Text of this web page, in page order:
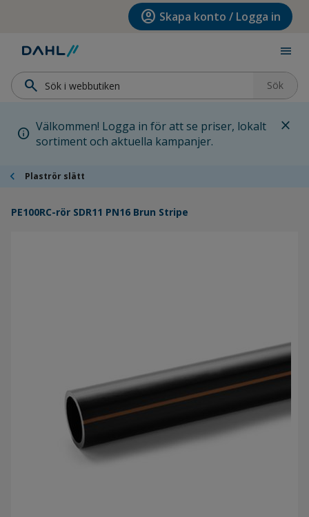
Hoppa till huvudinnehållet account_circle Skapa konto / Logga in
menu
search Sök
info Välkommen! Logga in för att se priser, lokalt
sortiment och aktuella kampanjer.
close
chevron_left Plaströr slätt
PE100RC-rör SDR11 PN16 Brun Stripe